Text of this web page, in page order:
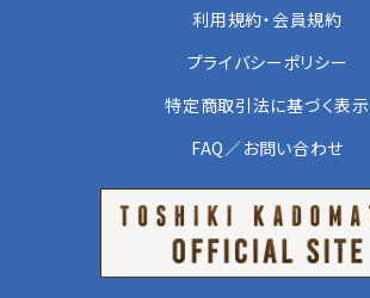
利用規約・会員規約
プライバシーポリシー
特定商取引法に基づく表示
FAQ／お問い合わせ